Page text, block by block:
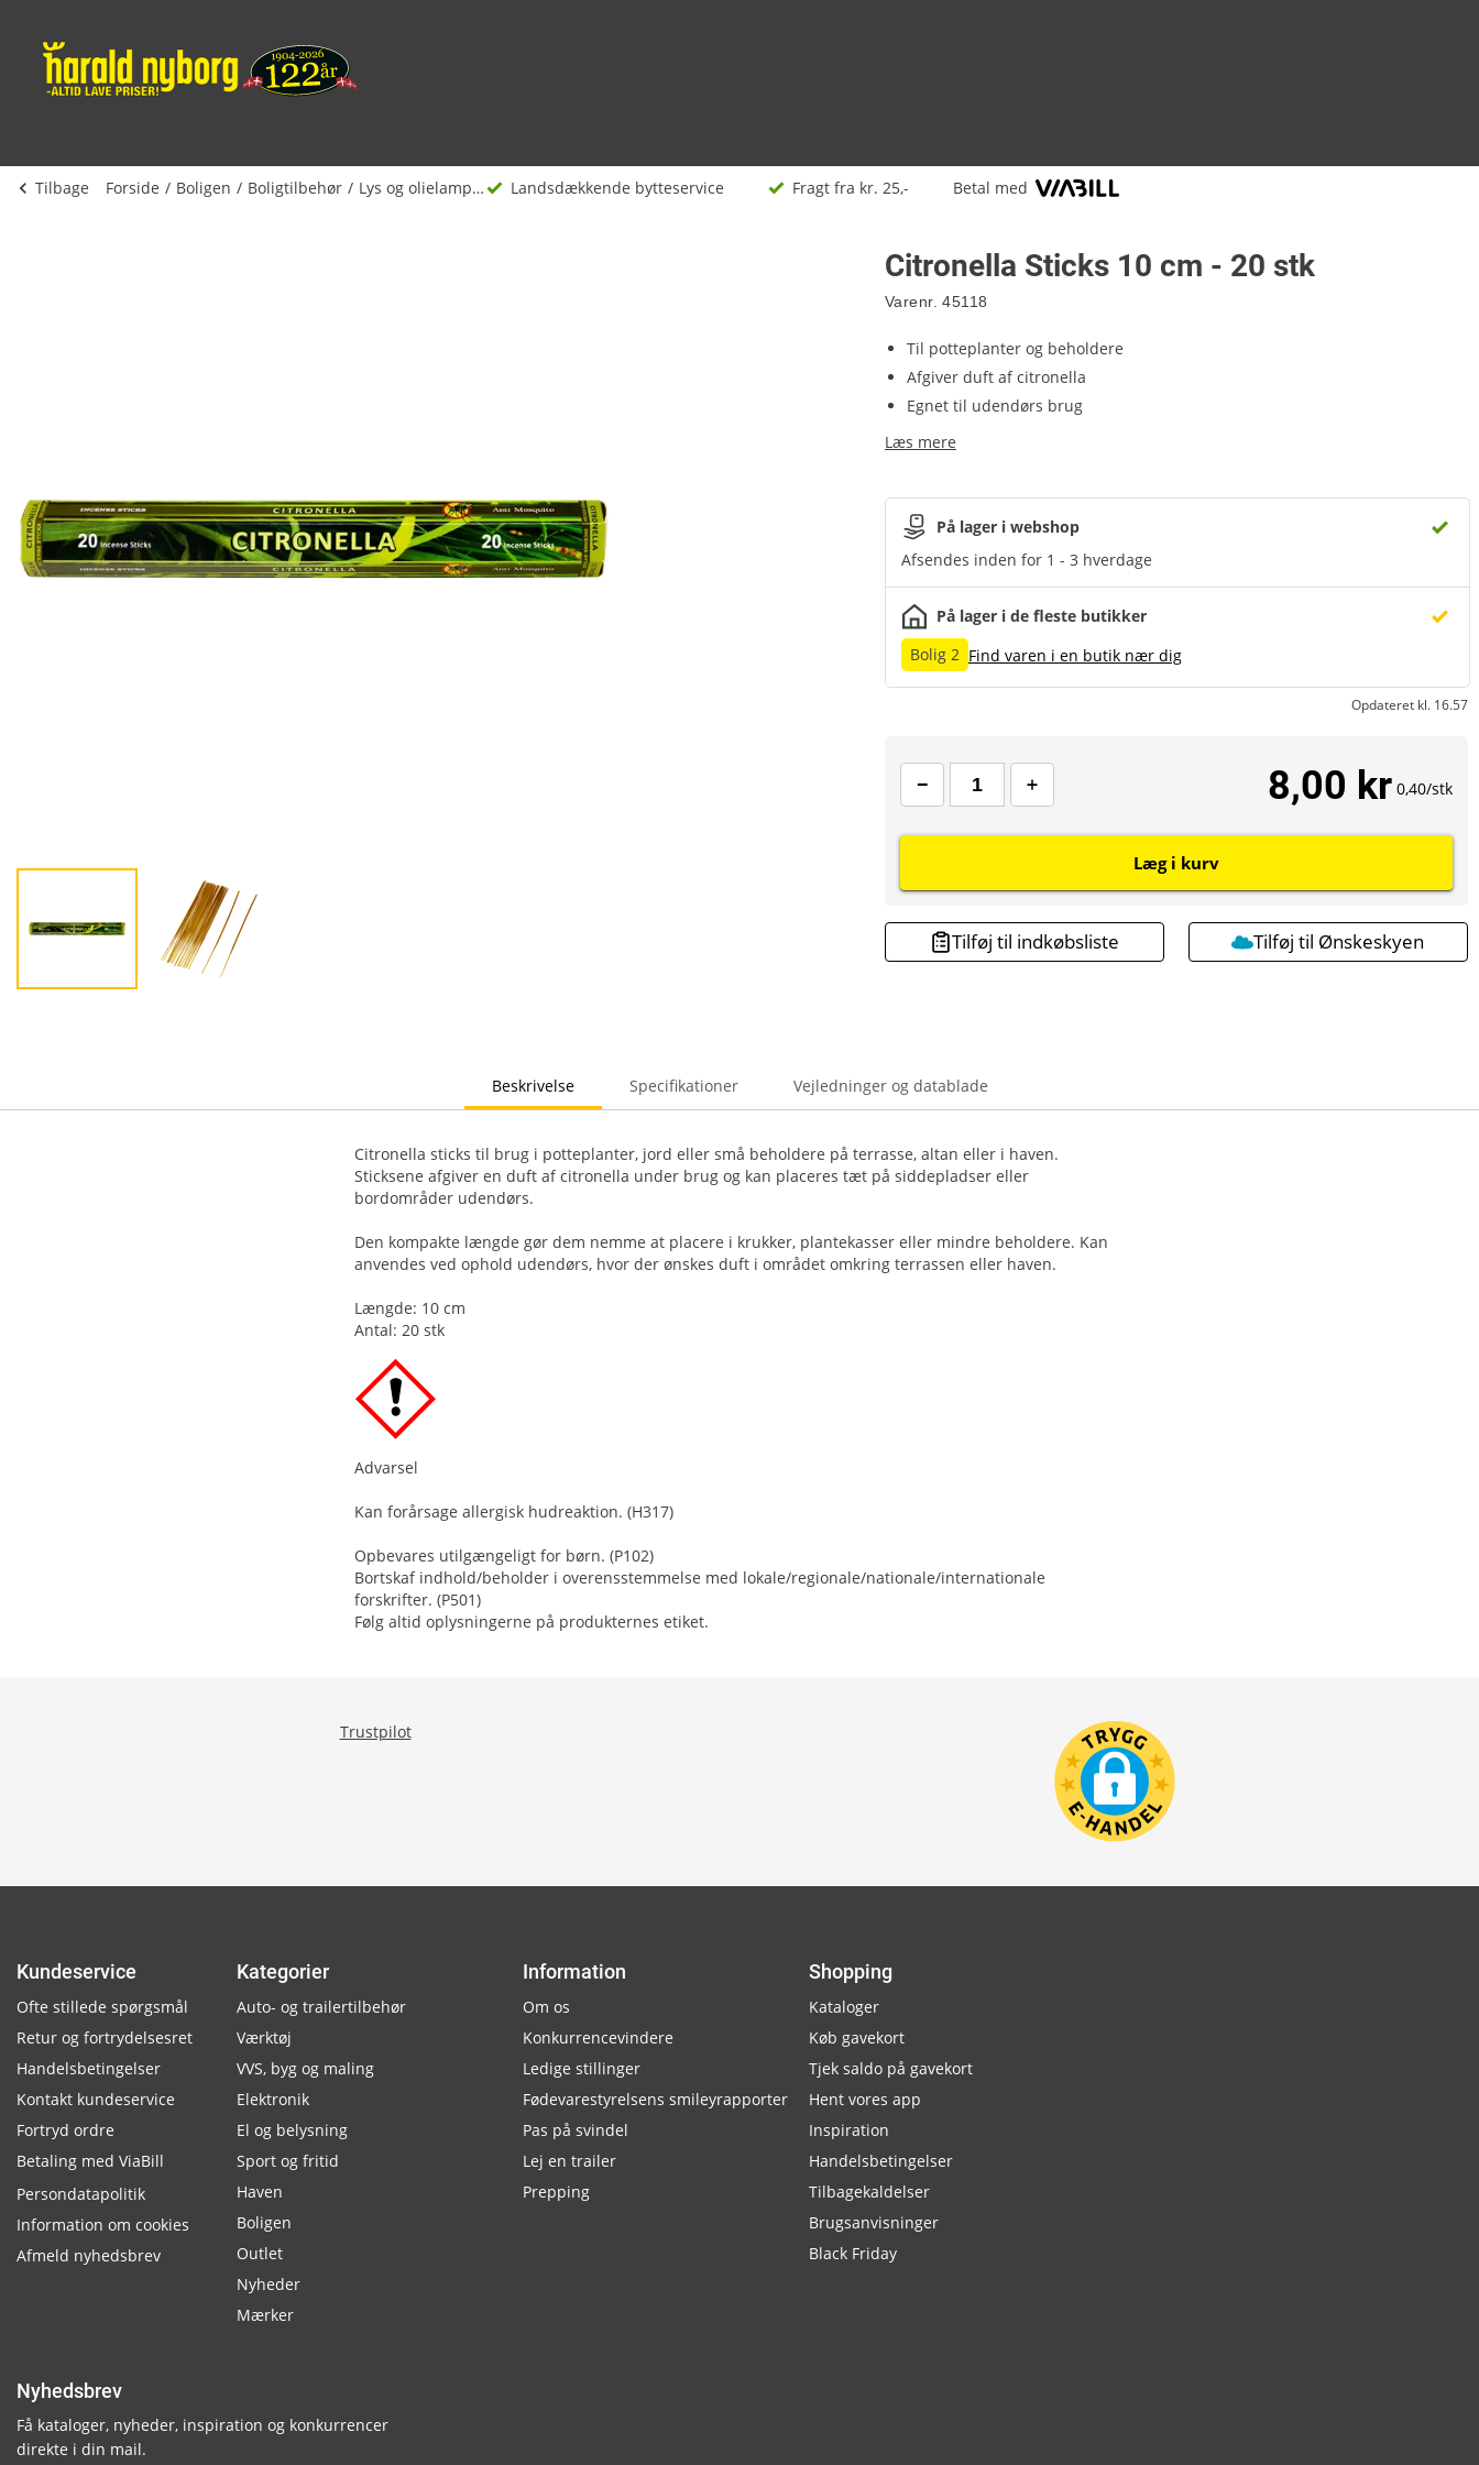
Tilbage Forside Boligen Boligtilbehør Lys og olielamper Landsdækkende bytteservice Fragt fra kr. 25,- Betal med
Citronella Sticks 10 cm - 20 stk
Varenr. 45118
Til potteplanter og beholdere
Afgiver duft af citronella
Egnet til udendørs brug
Læs mere
På lager i webshop
Afsendes inden for 1 - 3 hverdage
På lager i de fleste butikker
Bolig 2 Find varen i en butik nær dig
Opdateret kl. 16.57
8,00 kr 0,40/stk
Læg i kurv
Tilføj til indkøbsliste Tilføj til Ønskeskyen
Beskrivelse Specifikationer Vejledninger og datablade
Citronella sticks til brug i potteplanter, jord eller små beholdere på terrasse, altan eller i haven.
Sticksene afgiver en duft af citronella under brug og kan placeres tæt på siddepladser eller
bordområder udendørs.
Den kompakte længde gør dem nemme at placere i krukker, plantekasser eller mindre beholdere. Kan
anvendes ved ophold udendørs, hvor der ønskes duft i området omkring terrassen eller haven.
Længde: 10 cm
Antal: 20 stk
Advarsel
Kan forårsage allergisk hudreaktion. (H317)
Opbevares utilgængeligt for børn. (P102)
Bortskaf indhold/beholder i overensstemmelse med lokale/regionale/nationale/internationale
forskrifter. (P501)
Følg altid oplysningerne på produkternes etiket.
Trustpilot
Kundeservice
Ofte stillede spørgsmål
Retur og fortrydelsesret
Handelsbetingelser
Kontakt kundeservice
Fortryd ordre
Betaling med ViaBill
Persondatapolitik
Information om cookies
Afmeld nyhedsbrev
Kategorier
Auto- og trailertilbehør
Værktøj
VVS, byg og maling
Elektronik
El og belysning
Sport og fritid
Haven
Boligen
Outlet
Nyheder
Mærker
Information
Om os
Konkurrencevindere
Ledige stillinger
Fødevarestyrelsens smileyrapporter
Pas på svindel
Lej en trailer
Prepping
Shopping
Kataloger
Køb gavekort
Tjek saldo på gavekort
Hent vores app
Inspiration
Handelsbetingelser
Tilbagekaldelser
Brugsanvisninger
Black Friday
Nyhedsbrev
Få kataloger, nyheder, inspiration og konkurrencer
direkte i din mail.